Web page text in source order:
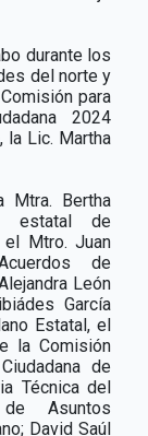
durante los
del norte y
para
2024
la Lic. Martha
Mtra. Bertha
estatal de
el Mtro. Juan
de
León
García
Estatal, el
la Comisión
de
Técnica del
Asuntos
David Saúl